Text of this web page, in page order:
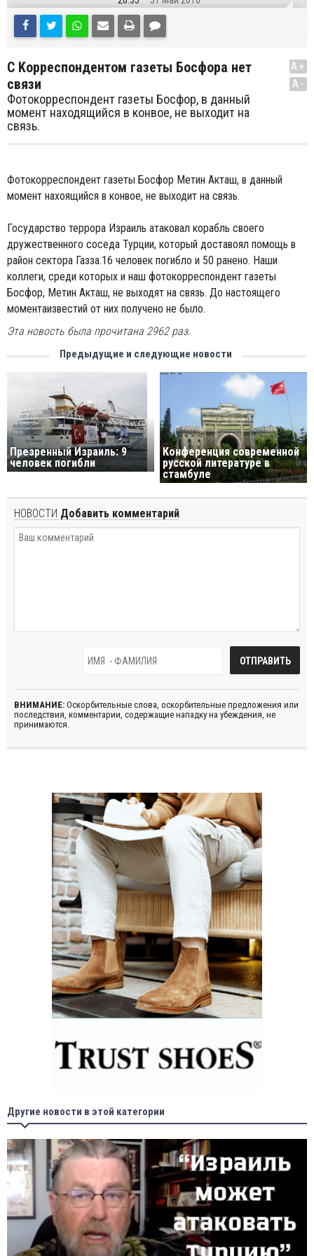
С Kорреспондентом газеты Босфорa нет
связи
Фотокорреспондент газеты Босфор, в данный
момент находящийся в конвое, не выходит на
связь.
A+
A-
Фотокорреспондент газеты Босфор Метин Акташ, в данный
момент нахоящийся в конвое, не выходит на связь.
Государство террора Израиль атаковал корабль своего
дружественного соседа Турции, который доставоял помощь в
район сектора Газза.16 человек погибло и 50 ранено. Hаши
коллеги, среди которых и наш фотокорреспондент газеты
Босфор, Метин Акташ, не выходят на связь. До настоящего
моментаизвестий от них получено не было.
Эта новость была прочитана 2962 раз.
Предыдущие и следующие новости
Презренный Израиль: 9
человек погибли
Конференция современной
русской литературе в
стамбулe
НОВОСТИ Добавить комментарий
ВНИМАНИЕ: Оскорбительные слова, оскорбительные предложения или
последствия, комментарии, содержащие нападку на убеждения, не
принимаются.
Другие новости в этой категории